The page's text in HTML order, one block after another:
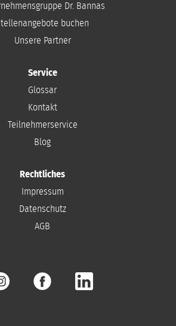
Dr. Bannas
buchen
Unsere Partner
Service
Glossar
Kontakt
Teilnehmerservice
Blog
Rechtliches
Impressum
Datenschutz
AGB